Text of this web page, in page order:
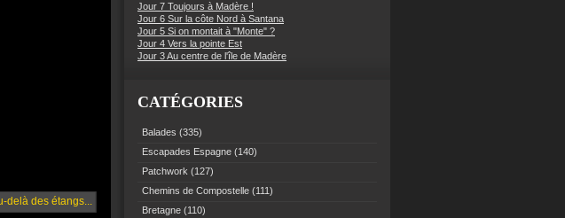
Jour 7 Toujours à Madère !
Jour 6 Sur la côte Nord à Santana
Jour 5 Si on montait à "Monte" ?
Jour 4 Vers la pointe Est
Jour 3 Au centre de l'île de Madère
CATÉGORIES
Balades (335)
Escapades Espagne (140)
Patchwork (127)
Chemins de Compostelle (111)
Bretagne (110)